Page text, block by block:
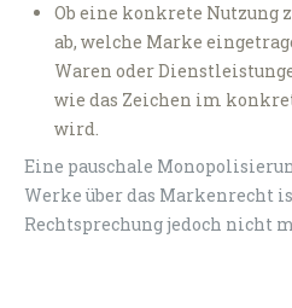
Ob eine konkrete Nutzung
ab, welche Marke
Waren oder
wie das Zeichen im
wird.
Eine pauschale
Werke über das Markenrecht
Rechtsprechung jedoch nicht